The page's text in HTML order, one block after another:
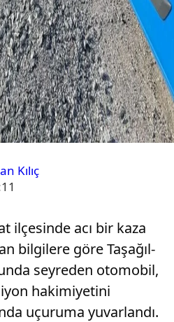
Kılıç
ilçesinde acı bir kaza
bilgilere göre Taşağıl-
seyreden otomobil,
hakimiyetini
uçuruma yuvarlandı.